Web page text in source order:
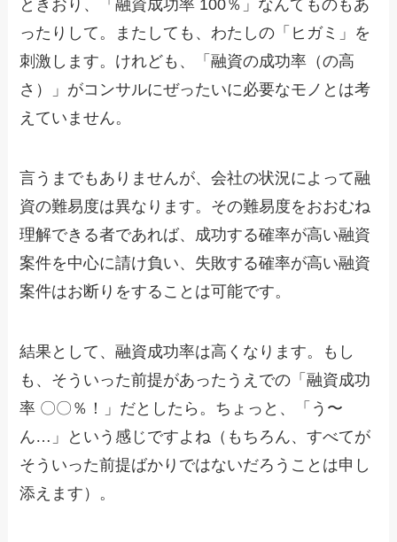
ときおり、「融資成功率 100％」なんてものもあ
ったりして。またしても、わたしの「ヒガミ」を
刺激します。けれども、「融資の成功率（の高
さ）」がコンサルにぜったいに必要なモノとは考
えていません。
言うまでもありませんが、会社の状況によって融
資の難易度は異なります。その難易度をおおむね
理解できる者であれば、成功する確率が高い融資
案件を中心に請け負い、失敗する確率が高い融資
案件はお断りをすることは可能です。
結果として、融資成功率は高くなります。もし
も、そういった前提があったうえでの「融資成功
率 〇〇％！」だとしたら。ちょっと、「う〜
ん…」という感じですよね（もちろん、すべてが
そういった前提ばかりではないだろうことは申し
添えます）。